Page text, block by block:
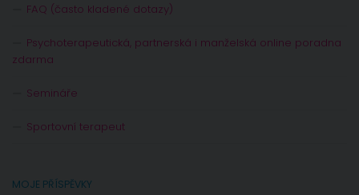
FAQ (často kladené dotazy)
Psychoterapeutická, partnerská i manželská online poradna
zdarma
Semináře
Sportovní terapeut
MOJE PŘÍSPĚVKY